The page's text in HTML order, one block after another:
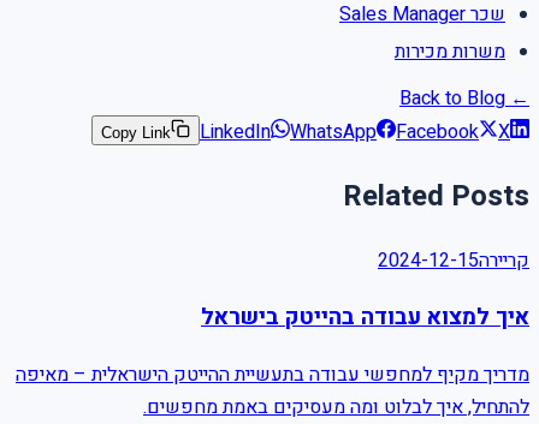
שכר Sales Manager
משרות מכירות
← Back to Blog
LinkedIn
WhatsApp Facebook X
Copy Link
Related Posts
קריירה2024-12-15
איך למצוא עבודה בהייטק בישראל
מדריך מקיף למחפשי עבודה בתעשיית ההייטק הישראלית – מאיפה
להתחיל, איך לבלוט ומה מעסיקים באמת מחפשים.